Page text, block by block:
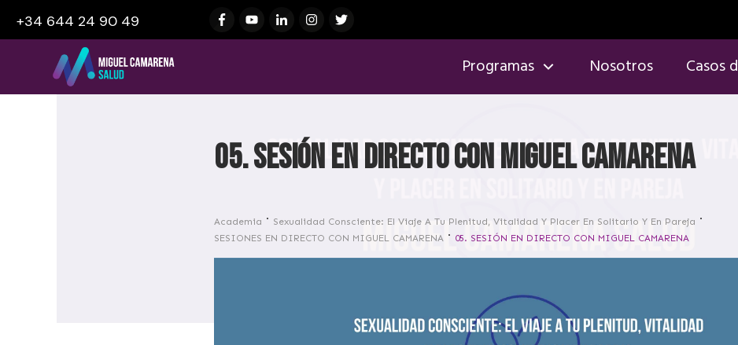
+34 644 24 90 49
Programas Nosotros Casos
05. SESIÓN EN DIRECTO CON MIGUEL CAMARENA
Academia
Sexualidad Consciente: El Viaje A Tu Plenitud, Vitalidad Y Placer En Solitario Y En Pareja
SESIONES EN DIRECTO CON MIGUEL CAMARENA
05. SESIÓN EN DIRECTO CON MIGUEL CAMARENA